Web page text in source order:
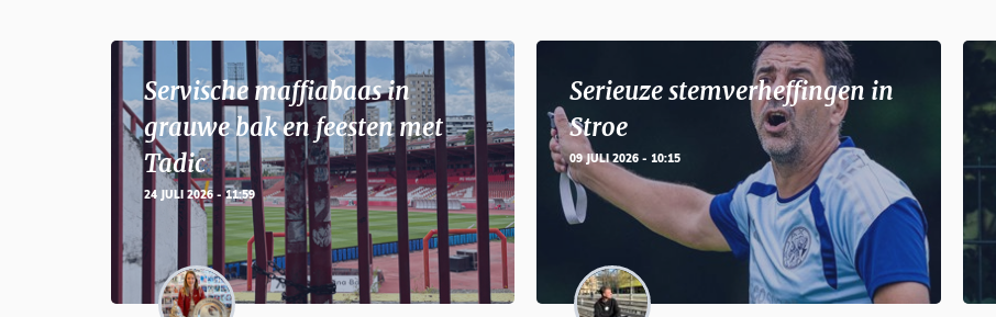
Servische maffiabaas in
grauwe bak en feesten met
Tadic
24 JULI 2026 - 11:59
Serieuze stemverheffingen in
Stroe
09 JULI 2026 - 10:15